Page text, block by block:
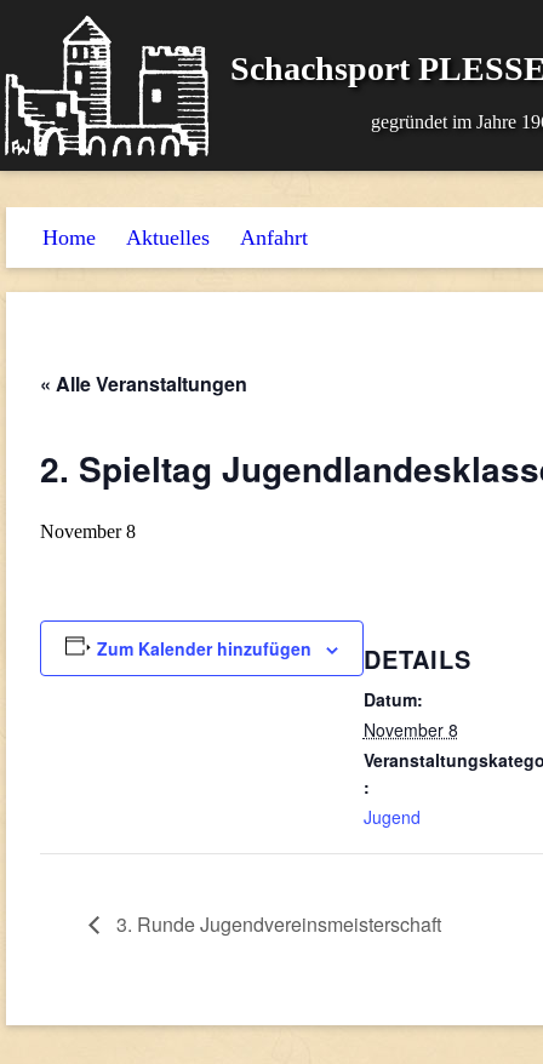
Schachsport
gegründet im Jahre
Home Aktuelles Anfahrt
« Alle Veranstaltungen
2. Spieltag
November 8
Zum Kalender hinzufügen DETAILS
Datum:
November 8
:
Jugend
3. Runde Jugendvereinsmeisterschaft